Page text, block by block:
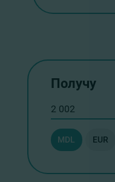
Получу
MDL EUR